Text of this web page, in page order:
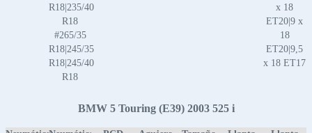
R18|235/40
R18
#265/35
R18|245/35
R18|245/40
R18
x 18
ET20|9 x
18
ET20|9,5
x 18 ET17
BMW 5 Touring (E39) 2003 525 i